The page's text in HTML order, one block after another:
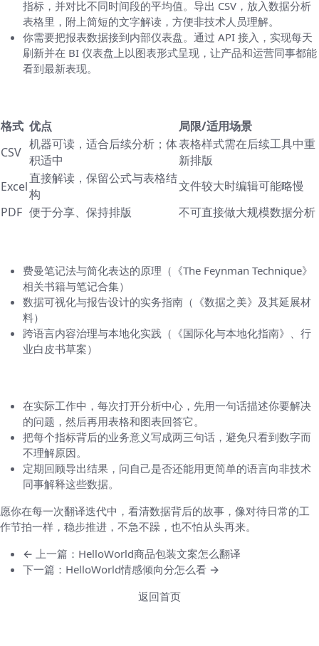
指标，并对比不同时间段的平均值。导出 CSV，放入数据分析
表格里，附上简短的文字解读，方便非技术人员理解。
你需要把报表数据接到内部仪表盘。通过 API 接入，实现每天
刷新并在 BI 仪表盘上以图表形式呈现，让产品和运营同事都能
看到最新表现。
格式 优点
局限/适用场景
CSV
机器可读，适合后续分析；体
积适中
表格样式需在后续工具中重
新排版
Excel
直接解读，保留公式与表格结
构
文件较大时编辑可能略慢
PDF 便于分享、保持排版 不可直接做大规模数据分析
费曼笔记法与简化表达的原理（《The Feynman Technique》
相关书籍与笔记合集）
数据可视化与报告设计的实务指南（《数据之美》及其延展材
料）
跨语言内容治理与本地化实践（《国际化与本地化指南》、行
业白皮书草案）
在实际工作中，每次打开分析中心，先用一句话描述你要解决
的问题，然后再用表格和图表回答它。
把每个指标背后的业务意义写成两三句话，避免只看到数字而
不理解原因。
定期回顾导出结果，问自己是否还能用更简单的语言向非技术
同事解释这些数据。
愿你在每一次翻译迭代中，看清数据背后的故事，像对待日常的工
作节拍一样，稳步推进，不急不躁，也不怕从头再来。
← 上一篇：HelloWorld商品包装文案怎么翻译
下一篇：HelloWorld情感倾向分怎么看 →
返回首页